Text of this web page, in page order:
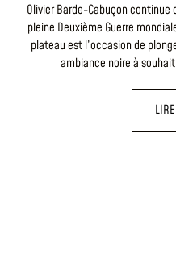
Olivier Barde-Cabuçon continue
pleine Deuxième Guerre
plateau est l’occasion de
ambiance noire à